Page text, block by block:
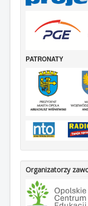
PATRONATY
Organizatorzy